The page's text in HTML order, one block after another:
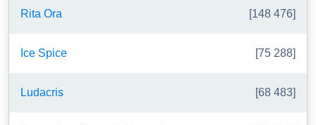
Rita Ora [148 476]
Ice Spice [75 288]
Ludacris [68 483]